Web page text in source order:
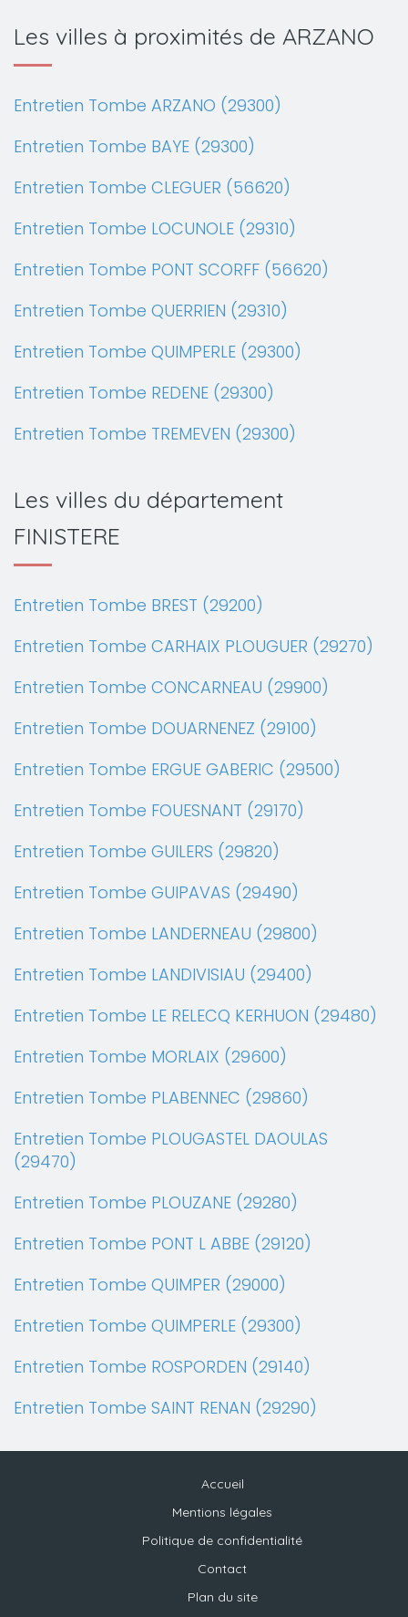
Les villes à proximités de ARZANO
Entretien Tombe ARZANO (29300)
Entretien Tombe BAYE (29300)
Entretien Tombe CLEGUER (56620)
Entretien Tombe LOCUNOLE (29310)
Entretien Tombe PONT SCORFF (56620)
Entretien Tombe QUERRIEN (29310)
Entretien Tombe QUIMPERLE (29300)
Entretien Tombe REDENE (29300)
Entretien Tombe TREMEVEN (29300)
Les villes du département
FINISTERE
Entretien Tombe BREST (29200)
Entretien Tombe CARHAIX PLOUGUER (29270)
Entretien Tombe CONCARNEAU (29900)
Entretien Tombe DOUARNENEZ (29100)
Entretien Tombe ERGUE GABERIC (29500)
Entretien Tombe FOUESNANT (29170)
Entretien Tombe GUILERS (29820)
Entretien Tombe GUIPAVAS (29490)
Entretien Tombe LANDERNEAU (29800)
Entretien Tombe LANDIVISIAU (29400)
Entretien Tombe LE RELECQ KERHUON (29480)
Entretien Tombe MORLAIX (29600)
Entretien Tombe PLABENNEC (29860)
Entretien Tombe PLOUGASTEL DAOULAS
(29470)
Entretien Tombe PLOUZANE (29280)
Entretien Tombe PONT L ABBE (29120)
Entretien Tombe QUIMPER (29000)
Entretien Tombe QUIMPERLE (29300)
Entretien Tombe ROSPORDEN (29140)
Entretien Tombe SAINT RENAN (29290)
Accueil
Mentions légales
Politique de confidentialité
Contact
Plan du site